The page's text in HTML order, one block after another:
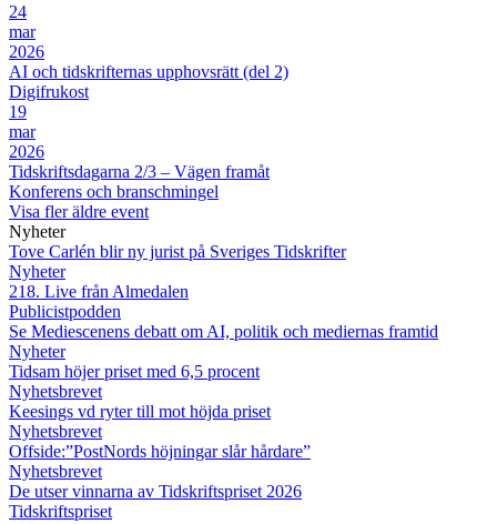
24
mar
2026
AI och tidskrifternas upphovsrätt (del 2)
Digifrukost
19
mar
2026
Tidskriftsdagarna 2/3 – Vägen framåt
Konferens och branschmingel
Visa fler äldre event
Nyheter
Tove Carlén blir ny jurist på Sveriges Tidskrifter
Nyheter
218. Live från Almedalen
Publicistpodden
Se Mediescenens debatt om AI, politik och mediernas framtid
Nyheter
Tidsam höjer priset med 6,5 procent
Nyhetsbrevet
Keesings vd ryter till mot höjda priset
Nyhetsbrevet
Offside:”PostNords höjningar slår hårdare”
Nyhetsbrevet
De utser vinnarna av Tidskriftspriset 2026
Tidskriftspriset